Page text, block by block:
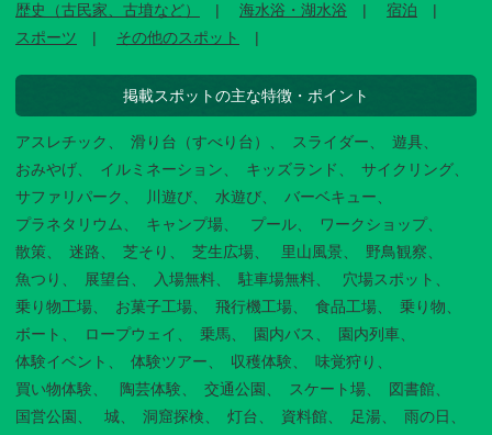
歴史（古民家、古墳など）
海水浴・湖水浴
宿泊
スポーツ
その他のスポット
掲載スポットの主な特徴・ポイント
アスレチック 滑り台（すべり台） スライダー
遊具
おみやげ
イルミネーション キッズランド
サイクリング
サファリパーク
川遊び 水遊び
バーベキュー
プラネタリウム
キャンプ場 プール
ワークショップ
散策
迷路 芝そり 芝生広場 里山風景
野鳥観察
魚つり
展望台 入場無料 駐車場無料
穴場スポット
乗り物工場
お菓子工場 飛行機工場 食品工場
乗り物
ボート
ロープウェイ 乗馬 園内バス
園内列車
体験イベント
体験ツアー 収穫体験
味覚狩り
買い物体験
陶芸体験 交通公園 スケート場
図書館
国営公園
城 洞窟探検 灯台 資料館 足湯 雨の日